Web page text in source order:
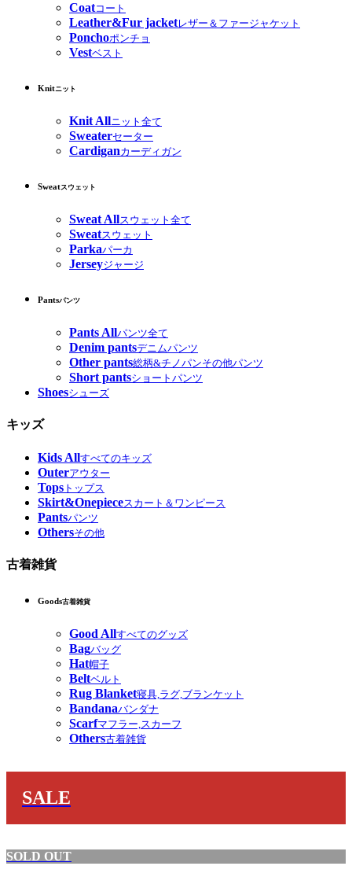
Coatコート
Leather&Fur jacketレザー＆ファージャケット
Ponchoポンチョ
Vestベスト
Knitニット
Knit Allニット全て
Sweaterセーター
Cardiganカーディガン
Sweatスウェット
Sweat Allスウェット全て
Sweatスウェット
Parkaパーカ
Jerseyジャージ
Pantsパンツ
Pants Allパンツ全て
Denim pantsデニムパンツ
Other pants総柄&チノパンその他パンツ
Short pantsショートパンツ
Shoesシューズ
キッズ
Kids Allすべてのキッズ
Outerアウター
Tops トップス
Skirt&Onepieceスカート＆ワンピース
Pantsパンツ
Othersその他
古着雑貨
Goods古着雑貨
Good Allすべてのグッズ
Bagバッグ
Hat帽子
Beltベルト
Rug Blanket寝具,ラグ,ブランケット
Bandanaバンダナ
Scarfマフラー,スカーフ
Others古着雑貨
SALE
SOLD OUT